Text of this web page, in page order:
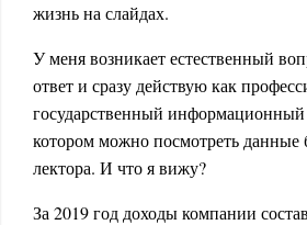
жизнь на слайдах.
У меня возникает естественный
ответ и сразу действую как
государственный
котором можно посмотреть
лектора. И что я вижу?
За 2019 год доходы компании